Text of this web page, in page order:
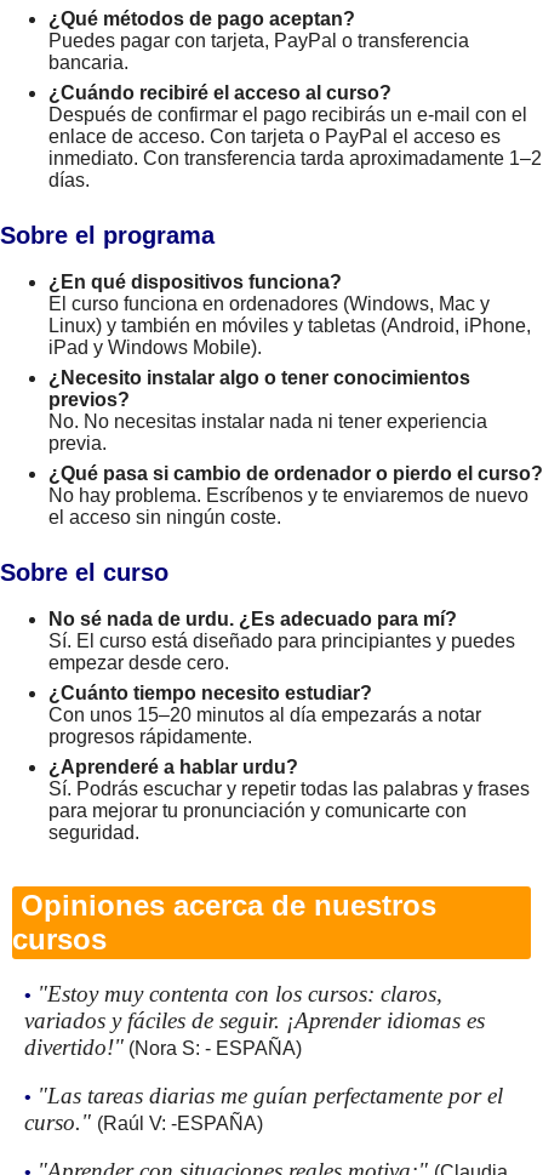
¿Qué métodos de pago aceptan?
Puedes pagar con tarjeta, PayPal o transferencia
bancaria.
¿Cuándo recibiré el acceso al curso?
Después de confirmar el pago recibirás un e-mail con el
enlace de acceso. Con tarjeta o PayPal el acceso es
inmediato. Con transferencia tarda aproximadamente 1–2
días.
Sobre el programa
¿En qué dispositivos funciona?
El curso funciona en ordenadores (Windows, Mac y
Linux) y también en móviles y tabletas (Android, iPhone,
iPad y Windows Mobile).
¿Necesito instalar algo o tener conocimientos
previos?
No. No necesitas instalar nada ni tener experiencia
previa.
¿Qué pasa si cambio de ordenador o pierdo el curso?
No hay problema. Escríbenos y te enviaremos de nuevo
el acceso sin ningún coste.
Sobre el curso
No sé nada de urdu. ¿Es adecuado para mí?
Sí. El curso está diseñado para principiantes y puedes
empezar desde cero.
¿Cuánto tiempo necesito estudiar?
Con unos 15–20 minutos al día empezarás a notar
progresos rápidamente.
¿Aprenderé a hablar urdu?
Sí. Podrás escuchar y repetir todas las palabras y frases
para mejorar tu pronunciación y comunicarte con
seguridad.
Opiniones acerca de nuestros
cursos
• "Estoy muy contenta con los cursos: claros,
variados y fáciles de seguir. ¡Aprender idiomas es
divertido!" (Nora S: - ESPAÑA)
• "Las tareas diarias me guían perfectamente por el
curso." (Raúl V: -ESPAÑA)